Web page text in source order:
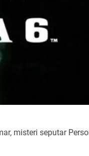
misteri seputar